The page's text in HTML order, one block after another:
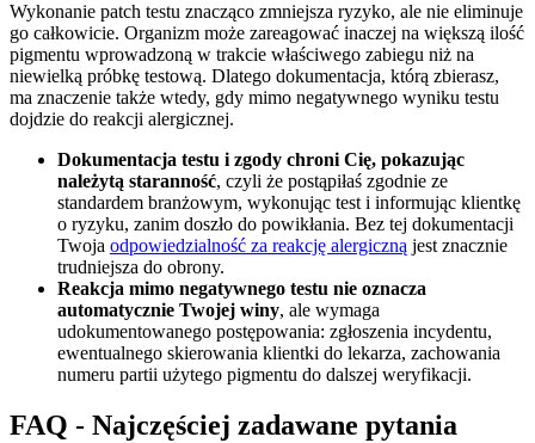
Wykonanie patch testu znacząco zmniejsza ryzyko, ale nie eliminuje
go całkowicie. Organizm może zareagować inaczej na większą ilość
pigmentu wprowadzoną w trakcie właściwego zabiegu niż na
niewielką próbkę testową. Dlatego dokumentacja, którą zbierasz,
ma znaczenie także wtedy, gdy mimo negatywnego wyniku testu
dojdzie do reakcji alergicznej.
Dokumentacja testu i zgody chroni Cię, pokazując
należytą staranność, czyli że postąpiłaś zgodnie ze
standardem branżowym, wykonując test i informując klientkę
o ryzyku, zanim doszło do powikłania. Bez tej dokumentacji
Twoja odpowiedzialność za reakcję alergiczną jest znacznie
trudniejsza do obrony.
Reakcja mimo negatywnego testu nie oznacza
automatycznie Twojej winy, ale wymaga
udokumentowanego postępowania: zgłoszenia incydentu,
ewentualnego skierowania klientki do lekarza, zachowania
numeru partii użytego pigmentu do dalszej weryfikacji.
FAQ - Najczęściej zadawane pytania